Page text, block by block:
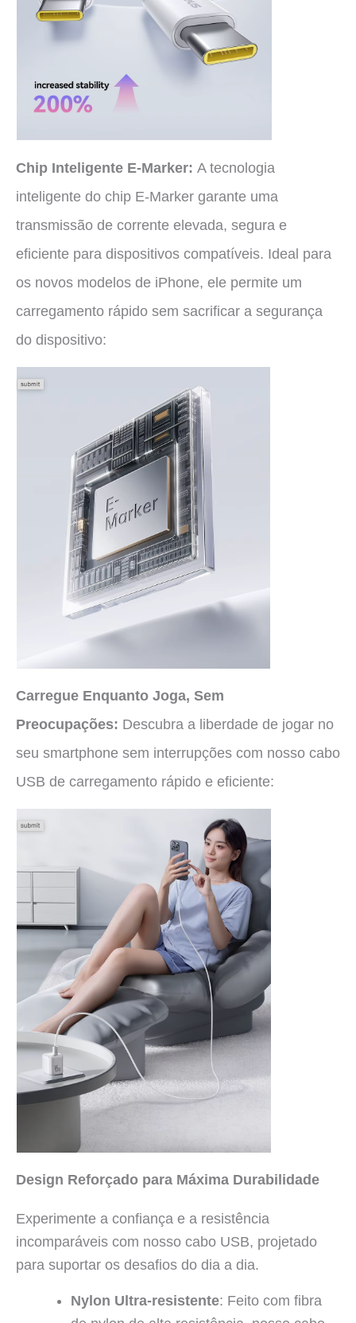
Chip Inteligente E-Marker: A tecnologia
inteligente do chip E-Marker garante uma
transmissão de corrente elevada, segura e
eficiente para dispositivos compatíveis. Ideal para
os novos modelos de iPhone, ele permite um
carregamento rápido sem sacrificar a segurança
do dispositivo:
Carregue Enquanto Joga, Sem
Preocupações: Descubra a liberdade de jogar no
seu smartphone sem interrupções com nosso cabo
USB de carregamento rápido e eficiente:
Design Reforçado para Máxima Durabilidade
Experimente a confiança e a resistência
incomparáveis com nosso cabo USB, projetado
para suportar os desafios do dia a dia.
Nylon Ultra-resistente: Feito com fibra